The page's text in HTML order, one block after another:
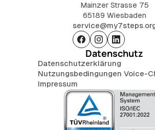
Mainzer Strasse 75
65189 Wiesbaden
Datenschutz
Datenschutzerklärung
Nutzungsbedingungen Voice-
Impressum